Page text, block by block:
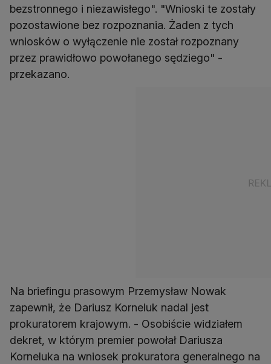
bezstronnego i niezawisłego". "Wnioski te zostały
pozostawione bez rozpoznania. Żaden z tych
wniosków o wyłączenie nie został rozpoznany
przez prawidłowo powołanego sędziego" -
przekazano.
Na briefingu prasowym Przemysław Nowak
zapewnił, że Dariusz Korneluk nadal jest
prokuratorem krajowym. - Osobiście widziałem
dekret, w którym premier powołał Dariusza
Korneluka na wniosek prokuratora generalnego na